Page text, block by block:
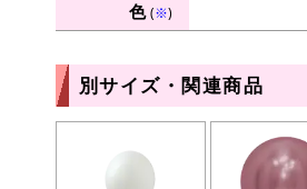
色(※)
別サイズ・関連商品